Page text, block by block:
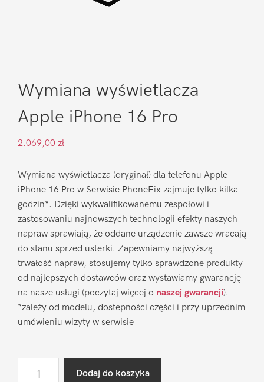
Wymiana wyświetlacza
Apple iPhone 16 Pro
2.069,00 zł
Wymiana wyświetlacza (oryginał) dla telefonu Apple
iPhone 16 Pro w Serwisie PhoneFix zajmuje tylko kilka
godzin*. Dzięki wykwalifikowanemu zespołowi i
zastosowaniu najnowszych technologii efekty naszych
napraw sprawiają, że oddane urządzenie zawsze wracają
do stanu sprzed usterki. Zapewniamy najwyższą
trwałość napraw, stosujemy tylko sprawdzone produkty
od najlepszych dostawców oraz wystawiamy gwarancję
na nasze usługi (poczytaj więcej o naszej gwarancji).
*zależy od modelu, dostepności części i przy uprzednim
umówieniu wizyty w serwisie
Dodaj do koszyka